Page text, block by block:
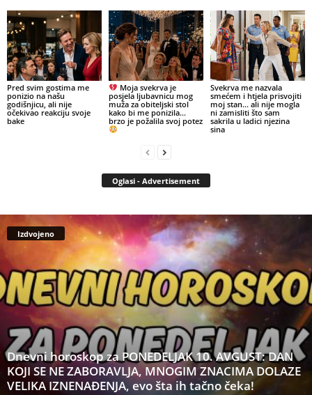
Pred svim gostima me
ponizio na našu
godišnjicu, ali nije
očekivao reakciju svoje
bake
Moja svekrva je
posjela ljubavnicu mog
muža za obiteljski stol
kako bi me ponizila…
brzo je požalila svoj potez
Svekrva me nazvala
smećem i htjela prisvojiti
moj stan… ali nije mogla
ni zamisliti što sam
sakrila u ladici njezina
sina
Oglasi - Advertisement
Izdvojeno
Dnevni horoskop za PONEDELJAK 10. AVGUST: DAN
KOJI SE NE ZABORAVLJA, MNOGIM ZNACIMA DOLAZE
VELIKA IZNENAĐENJA, evo šta ih tačno čeka!